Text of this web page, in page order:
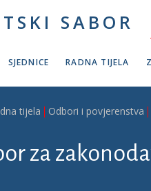
SABOR
SJEDNICE RADNA TIJELA
tijela Odbori i povjerenstva
za